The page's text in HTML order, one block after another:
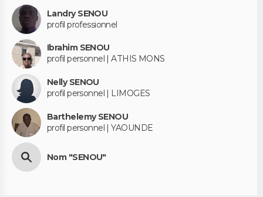
Landry SENOU
profil professionnel
Ibrahim SENOU
profil personnel | ATHIS MONS
Nelly SENOU
profil personnel | LIMOGES
Barthelemy SENOU
profil personnel | YAOUNDE
Nom "SENOU"